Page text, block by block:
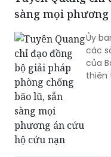
Ủy
các
của
thiên
Hơn 1.000 vận